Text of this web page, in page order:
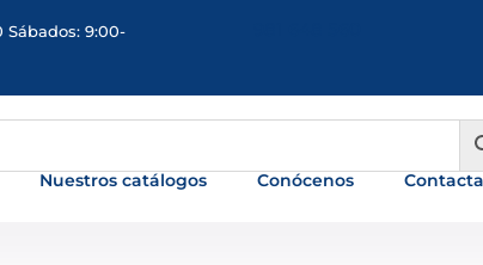
Sábados: 9:00-
Nuestros catálogos Conócenos Contacta